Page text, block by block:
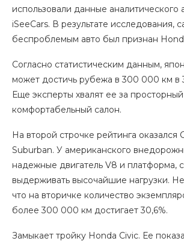
использовали данные аналитического
iSeeCars. В результате исследования,
беспроблемым авто был признан
Согласно статистическим данным,
может достичь рубежа в 300 000 км в
Еще эксперты хвалят ее за
комфортабельный салон.
На второй строчке рейтинга оказался
Suburban. У американского
надежные двигатель V8 и платформа,
выдерживать высочайшие нагрузки.
что на вторичке количество
более 300 000 км достигает 30,6%.
Замыкает тройку Honda Civic. Ее